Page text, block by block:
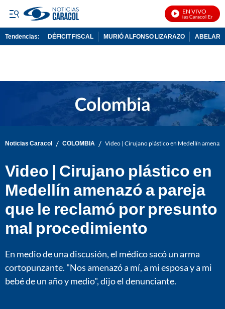
EN VIVO
Noticias Caracol En Vivo
Tendencias: DÉFICIT FISCAL MURIÓ ALFONSO LIZARAZO
Noticias Caracol / COLOMBIA / Video | Cirujano plástico en Medellín
Video | Cirujano plástico en
Medellín amenazó a pareja
que le reclamó por presunto
mal procedimiento
En medio de una discusión, el médico sacó un arma
cortopunzante. "Nos amenazó a mí, a mi esposa y a mi
bebé de un año y medio", dijo el denunciante.